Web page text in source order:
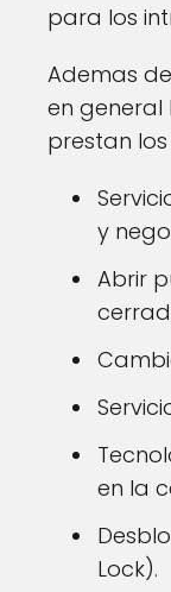
para los
Ademas
en general
prestan los
y
Abrir
en la
Lock).